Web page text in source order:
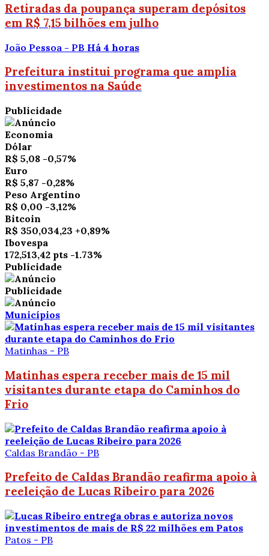
Retiradas da poupança superam depósitos
em R$ 7,15 bilhões em julho
João Pessoa - PB Há 4 horas
Prefeitura institui programa que amplia
investimentos na Saúde
Publicidade
Economia
Dólar
R$ 5,08 -0,57%
Euro
R$ 5,87 -0,28%
Peso Argentino
R$ 0,00 -3,12%
Bitcoin
R$ 350,034,23 +0,89%
Ibovespa
172,513,42 pts -1.73%
Publicidade
Publicidade
Municípios
Matinhas - PB
Matinhas espera receber mais de 15 mil
visitantes durante etapa do Caminhos do
Frio
Caldas Brandão - PB
Prefeito de Caldas Brandão reafirma apoio à
reeleição de Lucas Ribeiro para 2026
Patos - PB